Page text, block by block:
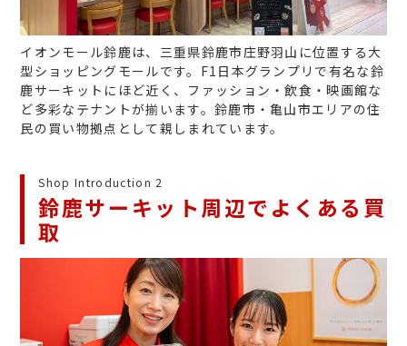
イオンモール鈴鹿は、三重県鈴鹿市庄野羽山に位置する大
型ショッピングモールです。F1日本グランプリで有名な鈴
鹿サーキットにほど近く、ファッション・飲食・映画館な
ど多彩なテナントが揃います。鈴鹿市・亀山市エリアの住
民の買い物拠点として親しまれています。
Shop Introduction 2
鈴鹿サーキット周辺でよくある買
取